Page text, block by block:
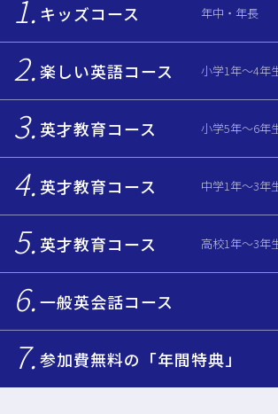
キッズコース 年中・年長
楽しい英語コース 小学1年～4年
英才教育コース 小学5年～6年
英才教育コース 中学1年～3年
英才教育コース 高校1年～3年
一般英会話コース
参加費無料の「年間特典」